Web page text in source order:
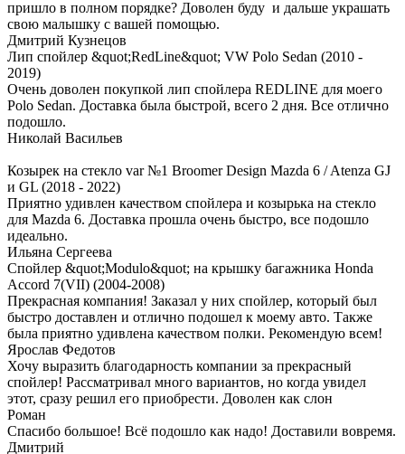
пришло в полном порядке? Доволен буду и дальше украшать
свою малышку с вашей помощью.
Дмитрий Кузнецов
Лип спойлер &quot;RedLine&quot; VW Polo Sedan (2010 -
2019)
Очень доволен покупкой лип спойлера REDLINE для моего
Polo Sedan. Доставка была быстрой, всего 2 дня. Все отлично
подошло.
Николай Васильев
Козырек на стекло var №1 Broomer Design Mazda 6 / Atenza GJ
и GL (2018 - 2022)
Приятно удивлен качеством спойлера и козырька на стекло
для Mazda 6. Доставка прошла очень быстро, все подошло
идеально.
Ильяна Сергеева
Спойлер &quot;Modulo&quot; на крышку багажника Honda
Accord 7(VII) (2004-2008)
Прекрасная компания! Заказал у них спойлер, который был
быстро доставлен и отлично подошел к моему авто. Также
была приятно удивлена качеством полки. Рекомендую всем!
Ярослав Федотов
Хочу выразить благодарность компании за прекрасный
спойлер! Рассматривал много вариантов, но когда увидел
этот, сразу решил его приобрести. Доволен как слон
Роман
Спасибо большое! Всё подошло как надо! Доставили вовремя.
Дмитрий